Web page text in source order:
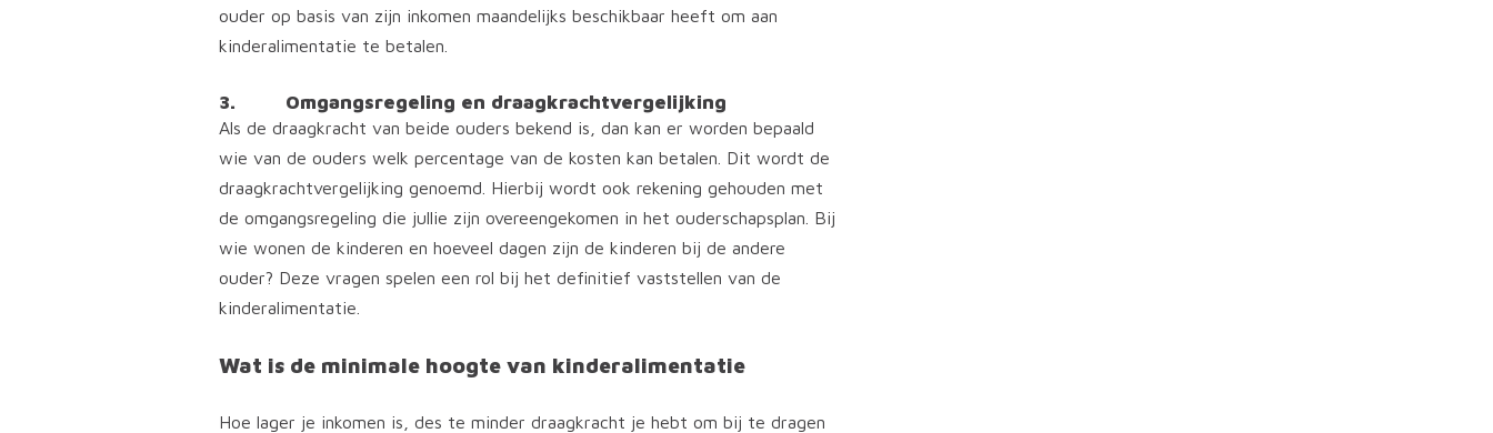
ouder op basis van zijn inkomen maandelijks beschikbaar heeft om aan
kinderalimentatie te betalen.
3. Omgangsregeling en draagkrachtvergelijking
Als de draagkracht van beide ouders bekend is, dan kan er worden bepaald
wie van de ouders welk percentage van de kosten kan betalen. Dit wordt de
draagkrachtvergelijking genoemd. Hierbij wordt ook rekening gehouden met
de omgangsregeling die jullie zijn overeengekomen in het ouderschapsplan. Bij
wie wonen de kinderen en hoeveel dagen zijn de kinderen bij de andere
ouder? Deze vragen spelen een rol bij het definitief vaststellen van de
kinderalimentatie.
Wat is de minimale hoogte van kinderalimentatie
Hoe lager je inkomen is, des te minder draagkracht je hebt om bij te dragen